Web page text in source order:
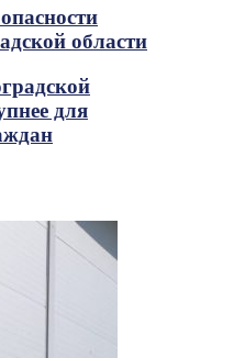
области
для